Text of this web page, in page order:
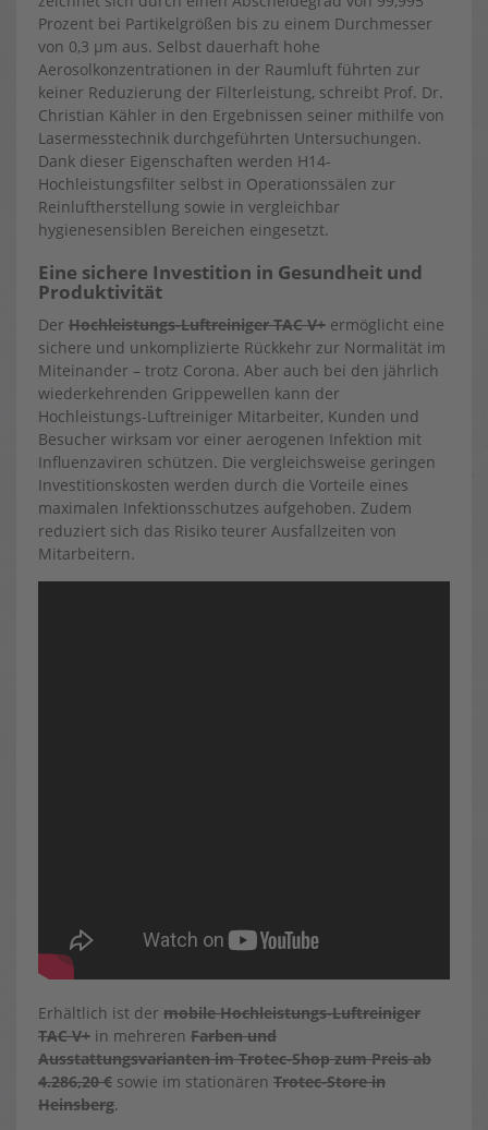
Prozent bei Partikelgrößen bis zu einem Durchmesser
von 0,3 µm aus. Selbst dauerhaft hohe
Aerosolkonzentrationen in der Raumluft führten zur
keiner Reduzierung der Filterleistung, schreibt Prof. Dr.
Christian Kähler in den Ergebnissen seiner mithilfe von
Lasermesstechnik durchgeführten Untersuchungen.
Dank dieser Eigenschaften werden H14-
Hochleistungsfilter selbst in Operationssälen zur
Reinluftherstellung sowie in vergleichbar
hygienesensiblen Bereichen eingesetzt.
Eine sichere Investition in Gesundheit und
Produktivität
Der Hochleistungs-Luftreiniger TAC V+ ermöglicht eine
sichere und unkomplizierte Rückkehr zur Normalität im
Miteinander – trotz Corona. Aber auch bei den jährlich
wiederkehrenden Grippewellen kann der
Hochleistungs-Luftreiniger Mitarbeiter, Kunden und
Besucher wirksam vor einer aerogenen Infektion mit
Influenzaviren schützen. Die vergleichsweise geringen
Investitionskosten werden durch die Vorteile eines
maximalen Infektionsschutzes aufgehoben. Zudem
reduziert sich das Risiko teurer Ausfallzeiten von
Mitarbeitern.
Erhältlich ist der mobile Hochleistungs-Luftreiniger
TAC V+ in mehreren Farben und
Ausstattungsvarianten im Trotec-Shop zum Preis ab
4.286,20 € sowie im stationären Trotec-Store in
Heinsberg.